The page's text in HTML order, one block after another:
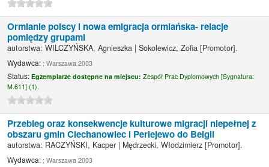
Ormianie polscy i nowa emigracja ormiańska- relacje
pomiędzy grupami
autorstwa:WILCZYŃSKA, Agnieszka |Sokolewicz, Zofia [Promotor].
Wydawca: ; Warszawa 2003
Status:Egzemplarze dostępne na miejscu:Zespół Prac Dyplomowych [Sygnatura:
M.611] (1).
Przebieg oraz konsekwencje kulturowe migracji niepełnej z
obszaru gmin Ciechanowiec i Perlejewo do Belgii
autorstwa: RACZYŃSKI, Kacper | Mędrzecki, Włodzimierz [Promotor].
Wydawca: ; Warszawa 2003